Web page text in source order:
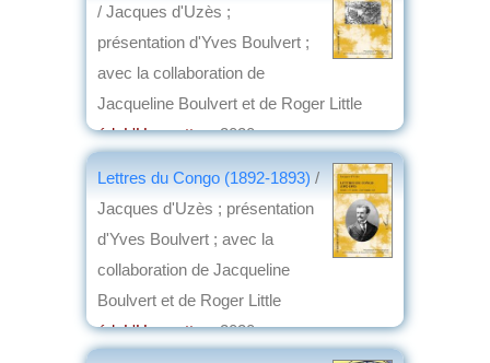
/ Jacques d'Uzès ;
présentation d'Yves Boulvert ;
avec la collaboration de
Jacqueline Boulvert et de Roger Little
éd. L'Harmattan, 2020
Lettres du Congo (1892-1893) /
Jacques d'Uzès ; présentation
d'Yves Boulvert ; avec la
collaboration de Jacqueline
Boulvert et de Roger Little
éd. L'Harmattan, 2020